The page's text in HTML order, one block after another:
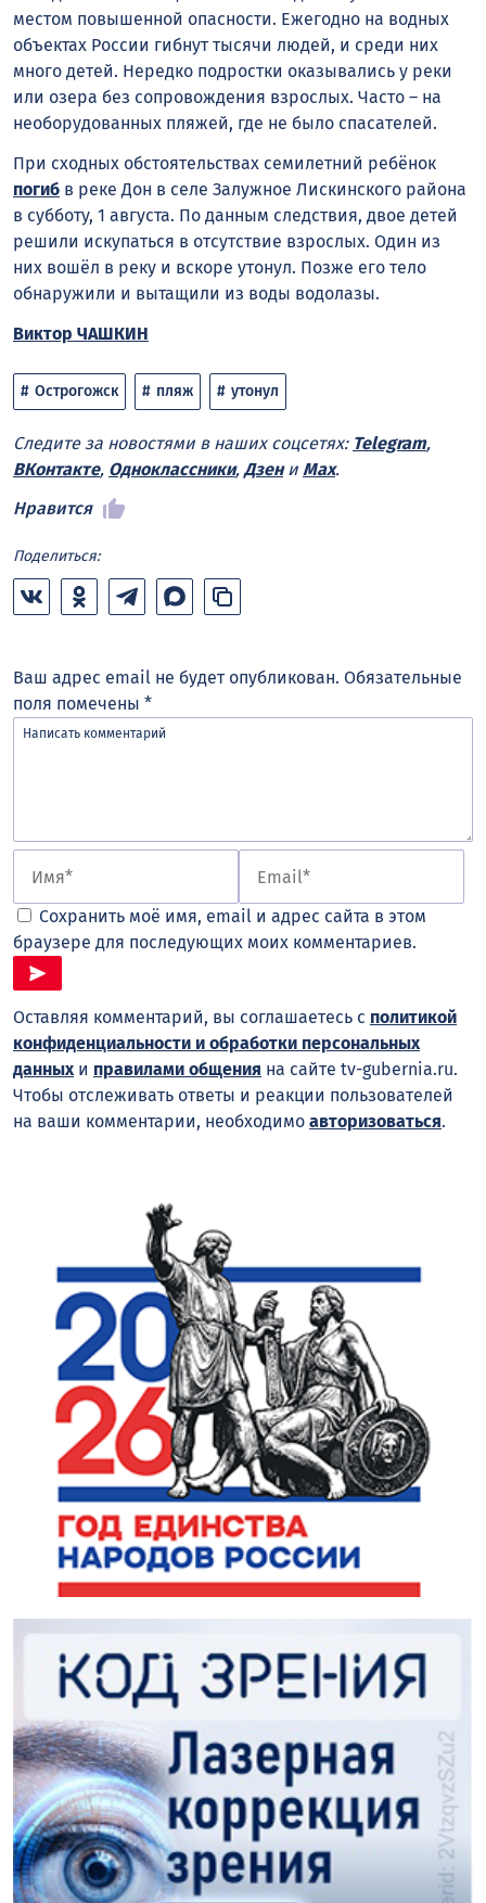
местом повышенной опасности. Ежегодно на водных
объектах России гибнут тысячи людей, и среди них
много детей. Нередко подростки оказывались у реки
или озера без сопровождения взрослых. Часто – на
необорудованных пляжей, где не было спасателей.
При сходных обстоятельствах семилетний ребёнок
погиб в реке Дон в селе Залужное Лискинского района
в субботу, 1 августа. По данным следствия, двое детей
решили искупаться в отсутствие взрослых. Один из
них вошёл в реку и вскоре утонул. Позже его тело
обнаружили и вытащили из воды водолазы.
Виктор ЧАШКИН
Острогожск пляж утонул
Следите за новостями в наших соцсетях: Telegram,
ВКонтакте, Одноклассники, Дзени Max.
Нравится
Поделиться:
Ваш адрес email не будет опубликован. Обязательные
поля помечены *
Сохранить моё имя, email и адрес сайта в этом
браузере для последующих моих комментариев.
Оставляя комментарий, вы соглашаетесь с политикой
конфиденциальности и обработки персональных
данныхи правилами общения на сайте tv-gubernia.ru.
Чтобы отслеживать ответы и реакции пользователей
на ваши комментарии, необходимо авторизоваться.